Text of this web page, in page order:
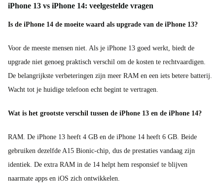
iPhone 13 vs iPhone 14: veelgestelde vragen
Is de iPhone 14 de moeite waard als upgrade van de iPhone 13?
Voor de meeste mensen niet. Als je iPhone 13 goed werkt, biedt de
upgrade niet genoeg praktisch verschil om de kosten te rechtvaardigen.
De belangrijkste verbeteringen zijn meer RAM en een iets betere batterij.
Wacht tot je huidige telefoon echt begint te vertragen.
Wat is het grootste verschil tussen de iPhone 13 en de iPhone 14?
RAM. De iPhone 13 heeft 4 GB en de iPhone 14 heeft 6 GB. Beide
gebruiken dezelfde A15 Bionic-chip, dus de prestaties vandaag zijn
identiek. De extra RAM in de 14 helpt hem responsief te blijven
naarmate apps en iOS zich ontwikkelen.